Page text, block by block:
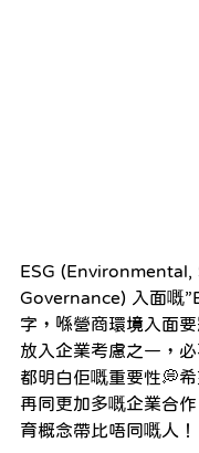
ESG (Environmental,
Governance) 入面嘅
字，喺營商環境入面
放入企業考慮之一，
都明白佢嘅重要性💭
再同更加多嘅企業合
育概念帶比唔同嘅人！